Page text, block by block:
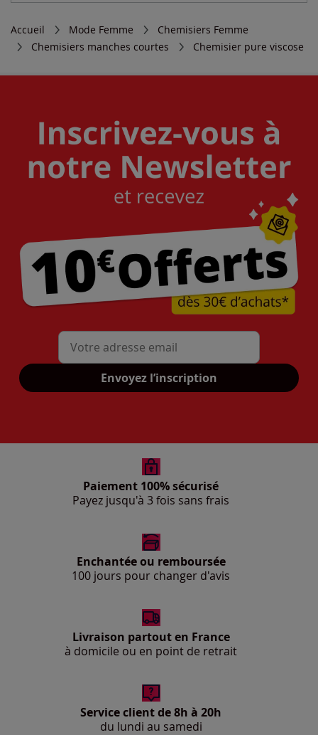
Accueil Mode Femme
Chemisiers Femme
Chemisiers manches courtes
Chemisier pure viscose
Mon adresse mail
Envoyez l’inscription
Paiement 100% sécurisé
Payez jusqu'à 3 fois sans frais
Enchantée ou remboursée
100 jours pour changer d'avis
Livraison partout en France
à domicile ou en point de retrait
Service client de 8h à 20h
du lundi au samedi